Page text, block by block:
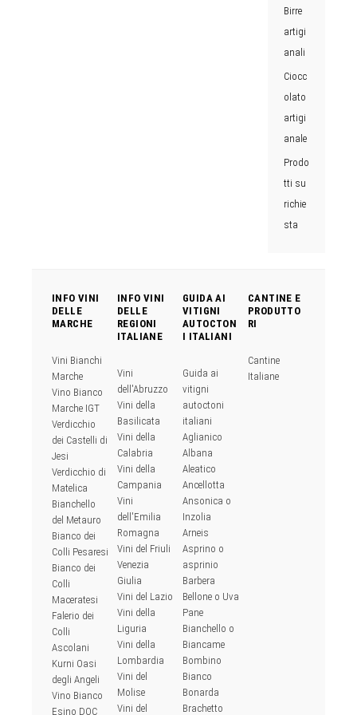
Birre
artigi
anali
Ciocc
olato
artigi
anale
Prodo
tti su
richie
sta
INFO VINI
DELLE
MARCHE
Vini Bianchi
Marche
Vino Bianco
Marche IGT
Verdicchio
dei Castelli di
Jesi
Verdicchio di
Matelica
Bianchello
del Metauro
Bianco dei
Colli Pesaresi
Bianco dei
Colli
Maceratesi
Falerio dei
Colli
Ascolani
Kurni Oasi
degli Angeli
Vino Bianco
Esino DOC
INFO VINI
DELLE
REGIONI
ITALIANE
Vini
dell'Abruzzo
Vini della
Basilicata
Vini della
Calabria
Vini della
Campania
Vini
dell'Emilia
Romagna
Vini del Friuli
Venezia
Giulia
Vini del Lazio
Vini della
Liguria
Vini della
Lombardia
Vini del
Molise
Vini del
GUIDA AI
VITIGNI
AUTOCTON
I ITALIANI
Guida ai
vitigni
autoctoni
italiani
Aglianico
Albana
Aleatico
Ancellotta
Ansonica o
Inzolia
Arneis
Asprino o
asprinio
Barbera
Bellone o Uva
Pane
Bianchello o
Biancame
Bombino
Bianco
Bonarda
Brachetto
CANTINE E
PRODUTTO
RI
Cantine
Italiane